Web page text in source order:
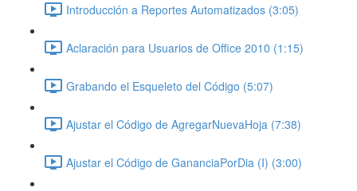
Introducción a Reportes Automatizados (3:05)
Aclaración para Usuarios de Office 2010 (1:15)
Grabando el Esqueleto del Código (5:07)
Ajustar el Código de AgregarNuevaHoja (7:38)
Ajustar el Código de GananciaPorDia (I) (3:00)